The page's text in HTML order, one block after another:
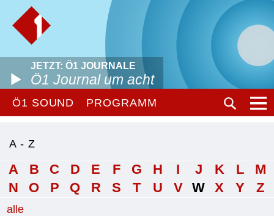
JETZT: Ö1 JOURNALE
Ö1 Journal um acht
Ö1 SOUND PROGRAMM
A - Z
A B C D E F G H I J K L
M
N
O P Q R S T U V W X Y Z
alle